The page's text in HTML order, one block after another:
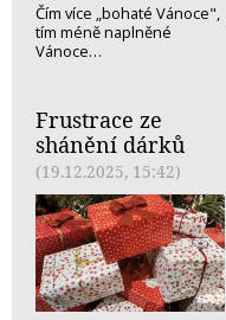
Čím více „bohaté Vánoce",
tím méně naplněné
Vánoce…
Frustrace ze
shánění dárků
(19.12.2025, 15:42)